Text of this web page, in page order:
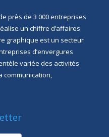
près de 3 000 entreprises
un chiffre d’affaires
graphique est un secteur
d’envergures
variée des activités
communication,